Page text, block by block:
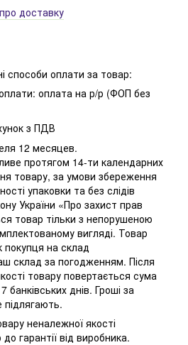
доставку
способи оплати за товар:
оплата на р/р (ФОП без
з ПДВ
12 месяцев.
протягом 14-ти календарних
товару, за умови збереження
упаковки та без слідів
України «Про захист прав
товар тільки з непорушеною
вигляді. Товар
покупця на склад
склад за погодженням. Після
товару повертається сума
банківських днів. Гроші за
неналежної якості
гарантії від виробника.